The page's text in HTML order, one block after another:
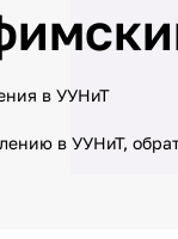
в УУНиТ
в УУНиТ,